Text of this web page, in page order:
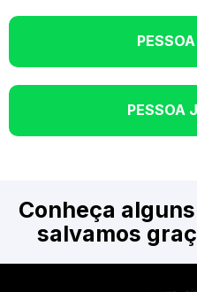
PESSOA
Conheça
salvamos